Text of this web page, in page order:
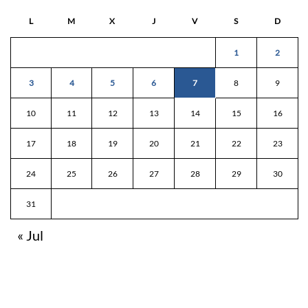
L M X J V S D
1 2
3 4 5 6 7 8 9
10 11 12 13 14 15 16
17 18 19 20 21 22 23
24 25 26 27 28 29 30
31
« Jul